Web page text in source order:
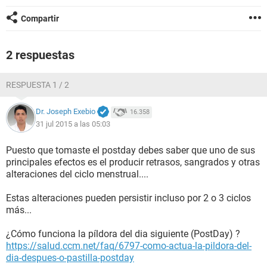
Compartir
2 respuestas
RESPUESTA 1 / 2
Dr. Joseph Exebio 16.358
31 jul 2015 a las 05:03
Puesto que tomaste el postday debes saber que uno de sus
principales efectos es el producir retrasos, sangrados y otras
alteraciones del ciclo menstrual....
Estas alteraciones pueden persistir incluso por 2 o 3 ciclos
más...
¿Cómo funciona la píldora del dia siguiente (PostDay) ?
https://salud.ccm.net/faq/6797-como-actua-la-pildora-del-
dia-despues-o-pastilla-postday